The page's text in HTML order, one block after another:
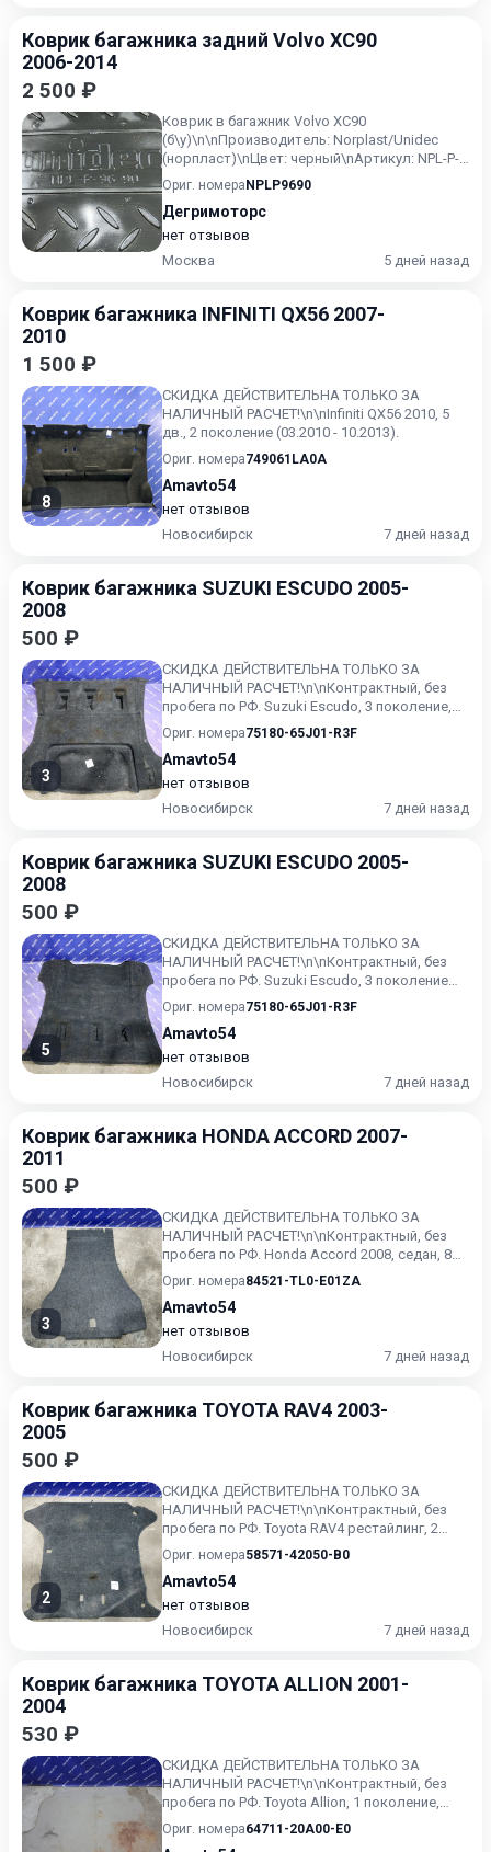
Коврик багажника задний Volvo XC90
2006-2014
2 500 ₽
Коврик в багажник Volvo XC90
(б\у)\n\nПpoизводитeль: Norplast/Unidec
(ноpплaст)\nЦвeт: чеpный\nАpтикул: NPL-P-
96-90
Ориг. номера NPLP9690
Дегримоторс
нет отзывов
Москва
5 дней назад
Коврик багажника INFINITI QX56 2007-
2010
1 500 ₽
8
СКИДКА ДЕЙСТВИТЕЛЬНА ТОЛЬКО ЗА
НАЛИЧНЫЙ РАСЧЕТ!\n\nInfiniti QX56 2010, 5
дв., 2 поколение (03.2010 - 10.2013).
Ориг. номера749061LA0A
Amavto54
нет отзывов
Новосибирск
7 дней назад
Коврик багажника SUZUKI ESCUDO 2005-
2008
500 ₽
3
СКИДКА ДЕЙСТВИТЕЛЬНА ТОЛЬКО ЗА
НАЛИЧНЫЙ РАСЧЕТ!\n\nКонтрактный, без
пробега по РФ. Suzuki Escudo, 3 поколение,
(05.2005 - 05.2008). Гарантия...
Ориг. номера75180-65J01-R3F
Amavto54
нет отзывов
Новосибирск
7 дней назад
Коврик багажника SUZUKI ESCUDO 2005-
2008
500 ₽
5
СКИДКА ДЕЙСТВИТЕЛЬНА ТОЛЬКО ЗА
НАЛИЧНЫЙ РАСЧЕТ!\n\nКонтрактный, без
пробега по РФ. Suzuki Escudo, 3 поколение
(05.2005 - 05.2008)
Ориг. номера75180-65J01-R3F
Amavto54
нет отзывов
Новосибирск
7 дней назад
Коврик багажника HONDA ACCORD 2007-
2011
500 ₽
3
СКИДКА ДЕЙСТВИТЕЛЬНА ТОЛЬКО ЗА
НАЛИЧНЫЙ РАСЧЕТ!\n\nКонтрактный, без
пробега по РФ. Honda Accord 2008, седан, 8
поколение, CU (12.2008 - 01.2...
Ориг. номера84521-TL0-E01ZA
Amavto54
нет отзывов
Новосибирск
7 дней назад
Коврик багажника TOYOTA RAV4 2003-
2005
500 ₽
2
СКИДКА ДЕЙСТВИТЕЛЬНА ТОЛЬКО ЗА
НАЛИЧНЫЙ РАСЧЕТ!\n\nКонтрактный, без
пробега по РФ. Toyota RAV4 рестайлинг, 2
поколение, (08.2003 - 10.2005)....
Ориг. номера58571-42050-B0
Amavto54
нет отзывов
Новосибирск
7 дней назад
Коврик багажника TOYOTA ALLION 2001-
2004
530 ₽
СКИДКА ДЕЙСТВИТЕЛЬНА ТОЛЬКО ЗА
НАЛИЧНЫЙ РАСЧЕТ!\n\nКонтрактный, без
пробега по РФ. Toyota Allion, 1 поколение,
(12.2001 - 11.2004)
Ориг. номера64711-20A00-E0